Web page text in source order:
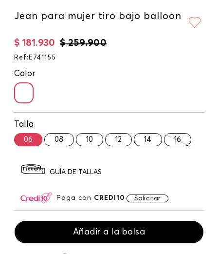
Jean para mujer tiro bajo balloon
$ 259.900
$ 181 .930
Ref : E741155
Color
Talla
06 08 10 12 14 16
GUÍA DE TALLAS
Paga con CREDI10 Solicitar
Añadir a la bolsa